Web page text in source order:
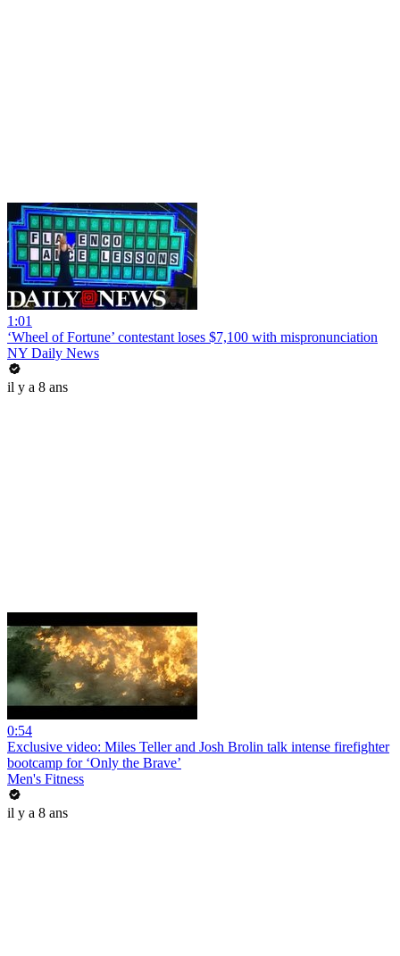
1:01
‘Wheel of Fortune’ contestant loses $7,100 with mispronunciation
NY Daily News
il y a 8 ans
0:54
Exclusive video: Miles Teller and Josh Brolin talk intense firefighter
bootcamp for ‘Only the Brave’
Men's Fitness
il y a 8 ans